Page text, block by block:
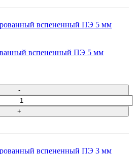
вспененный ПЭ 5 мм